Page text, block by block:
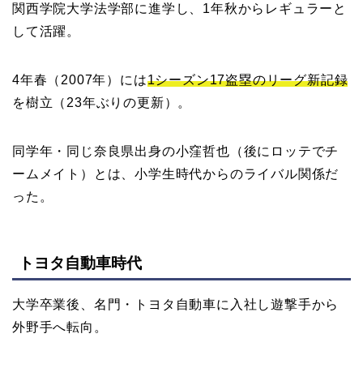
関西学院大学法学部に進学し、1年秋からレギュラーと
して活躍。
4年春（2007年）には1シーズン17盗塁のリーグ新記録
を樹立（23年ぶりの更新）。
同学年・同じ奈良県出身の小窪哲也（後にロッテでチ
ームメイト）とは、小学生時代からのライバル関係だ
った。
トヨタ自動車時代
大学卒業後、名門・トヨタ自動車に入社し遊撃手から
外野手へ転向。